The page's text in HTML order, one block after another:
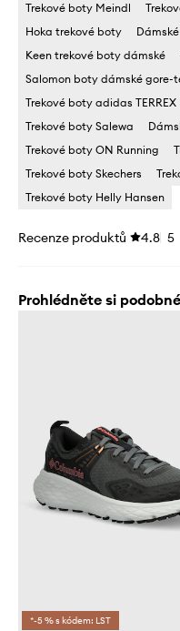
Trekové boty Meindl
Hoka trekové boty
Keen trekové boty dámské
Salomon boty dámské gore-
Trekové boty adidas TERREX
Trekové boty Salewa
Trekové boty ON Running
Trekové boty Skechers
Trekové boty Helly Hansen
Recenze produktů 4.8 5
Prohlédněte si
*-5 % s kódem: LST